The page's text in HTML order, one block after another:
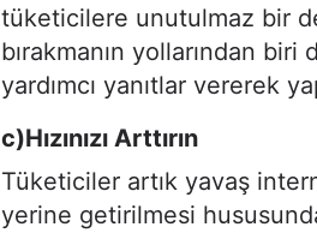
tüketicilere unutulmaz bir
bırakmanın yollarından biri
yardımcı yanıtlar vererek
c)Hızınızı Arttırın
Tüketiciler artık yavaş
yerine getirilmesi